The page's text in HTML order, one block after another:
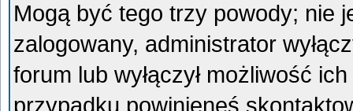
Mogą być tego trzy powody; nie
zalogowany, administrator
forum lub wyłączył możliwość
przypadku powinieneś